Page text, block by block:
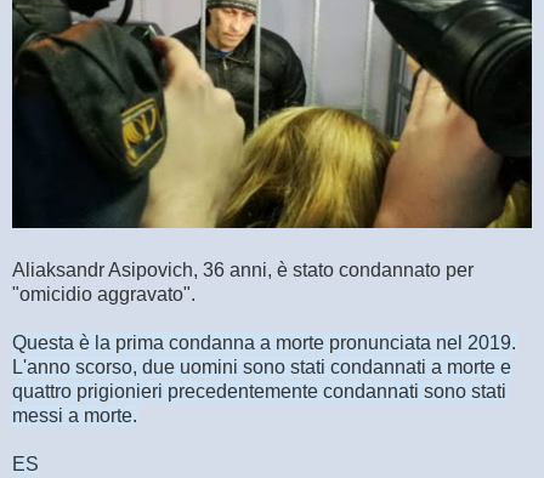
Aliaksandr Asipovich, 36 anni, è stato condannato per
"omicidio aggravato".
Questa è la prima condanna a morte pronunciata nel 2019.
L'anno scorso, due uomini sono stati condannati a morte e
quattro prigionieri precedentemente condannati sono stati
messi a morte.
ES